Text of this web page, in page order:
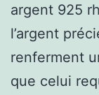
argent 925
l’argent
renferment
que celui